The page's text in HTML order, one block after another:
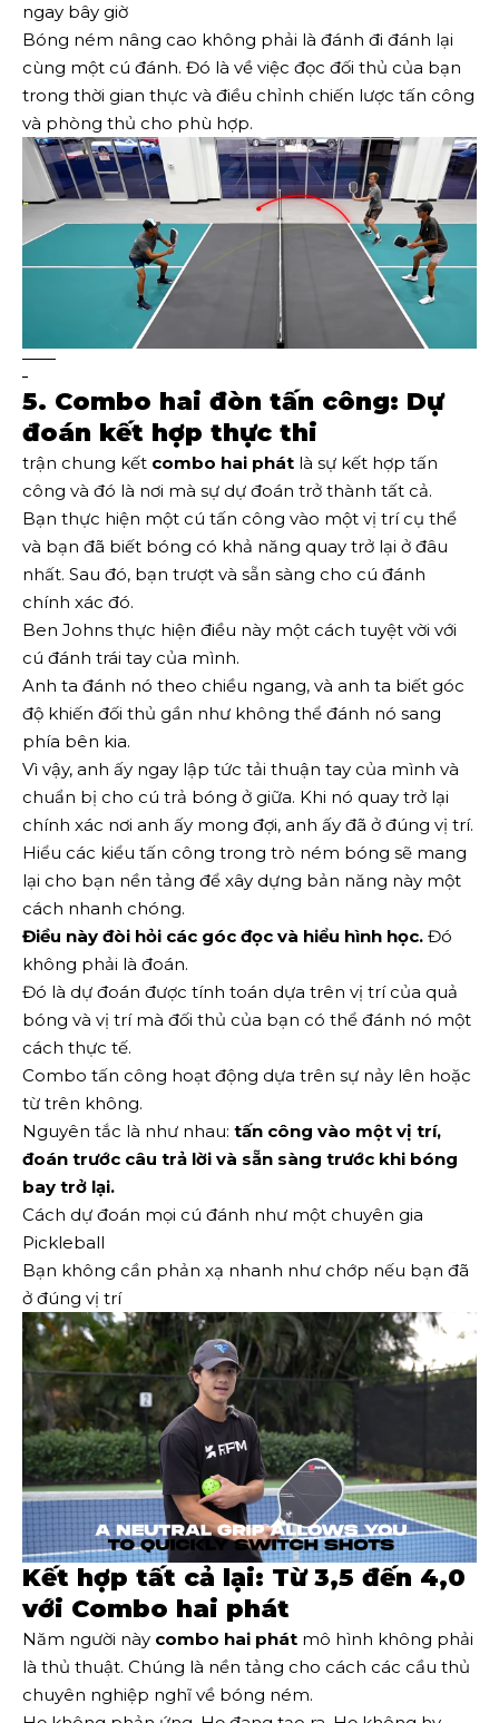
ngay bây giờ
Bóng ném nâng cao không phải là đánh đi đánh lại
cùng một cú đánh. Đó là về việc đọc đối thủ của bạn
trong thời gian thực và điều chỉnh chiến lược tấn công
và phòng thủ cho phù hợp.
–
5. Combo hai đòn tấn công: Dự
đoán kết hợp thực thi
trận chung kết combo hai phát là sự kết hợp tấn
công và đó là nơi mà sự dự đoán trở thành tất cả.
Bạn thực hiện một cú tấn công vào một vị trí cụ thể
và bạn đã biết bóng có khả năng quay trở lại ở đâu
nhất. Sau đó, bạn trượt và sẵn sàng cho cú đánh
chính xác đó.
Ben Johns thực hiện điều này một cách tuyệt vời với
cú đánh trái tay của mình.
Anh ta đánh nó theo chiều ngang, và anh ta biết góc
độ khiến đối thủ gần như không thể đánh nó sang
phía bên kia.
Vì vậy, anh ấy ngay lập tức tải thuận tay của mình và
chuẩn bị cho cú trả bóng ở giữa. Khi nó quay trở lại
chính xác nơi anh ấy mong đợi, anh ấy đã ở đúng vị trí.
Hiểu các kiểu tấn công trong trò ném bóng sẽ mang
lại cho bạn nền tảng để xây dựng bản năng này một
cách nhanh chóng.
Điều này đòi hỏi các góc đọc và hiểu hình học. Đó
không phải là đoán.
Đó là dự đoán được tính toán dựa trên vị trí của quả
bóng và vị trí mà đối thủ của bạn có thể đánh nó một
cách thực tế.
Combo tấn công hoạt động dựa trên sự nảy lên hoặc
từ trên không.
Nguyên tắc là như nhau: tấn công vào một vị trí,
đoán trước câu trả lời và sẵn sàng trước khi bóng
bay trở lại.
Cách dự đoán mọi cú đánh như một chuyên gia
Pickleball
Bạn không cần phản xạ nhanh như chớp nếu bạn đã
ở đúng vị trí
Kết hợp tất cả lại: Từ 3,5 đến 4,0
với Combo hai phát
Năm người này combo hai phát mô hình không phải
là thủ thuật. Chúng là nền tảng cho cách các cầu thủ
chuyên nghiệp nghĩ về bóng ném.